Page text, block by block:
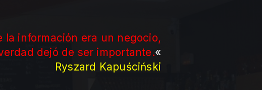
la información era un negocio,
dejó de ser importante.«
Ryszard Kapuściński